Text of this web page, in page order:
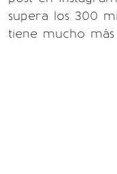
supera los 300
tiene mucho